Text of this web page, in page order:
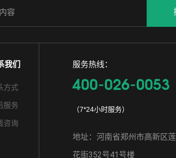
我们
方式
服务
咨询
服务热线：
400-026-0053
（7*24小时服务）
地址：河南省郑州市高新区莲
花街352号41号楼